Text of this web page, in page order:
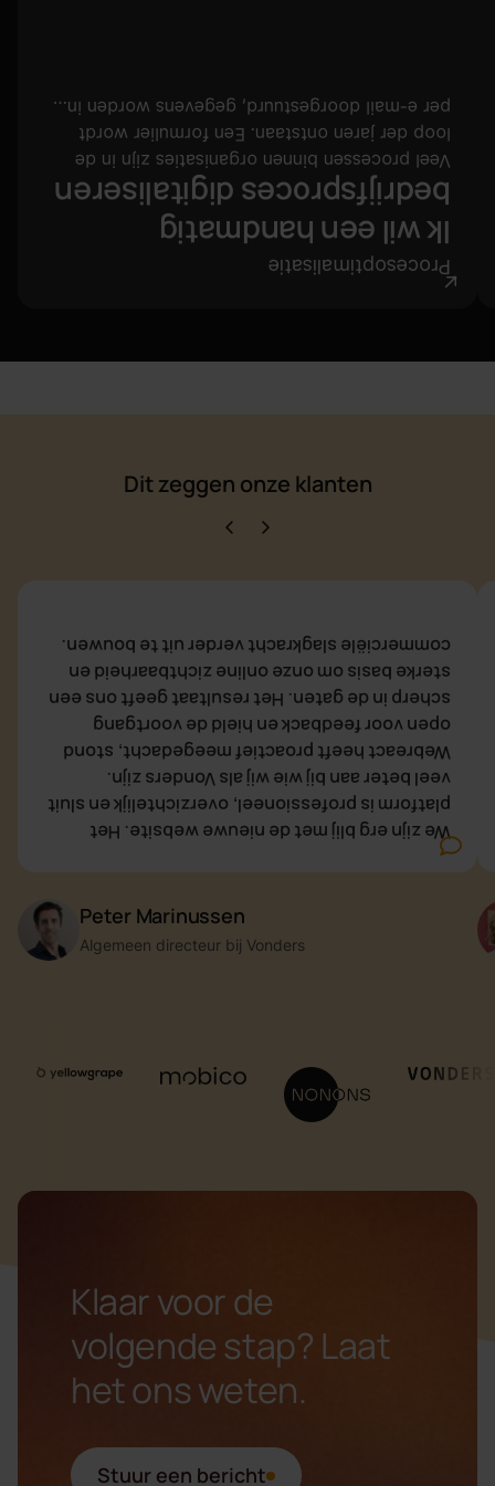
Procesoptimalisatie
Ik wil een handmatig
bedrijfsproces digitaliseren
Veel processen binnen organisaties zijn in de
loop der jaren ontstaan. Een formulier wordt
per e-mail doorgestuurd, gegevens worden in
Dit zeggen onze klanten
VorigeVolgende
We zijn erg blij met de nieuwe website. Het
platform is professioneel, overzichtelijk en sluit
veel beter aan bij wie wij als Vonders zijn.
Webreact heeft proactief meegedacht, stond
open voor feedback en hield de voortgang
scherp in de gaten. Het resultaat geeft ons een
sterke basis om onze online zichtbaarheid en
commerciële slagkracht verder uit te bouwen.
Peter Marinussen
Algemeen directeur bij Vonders
Bezoek de website van Yellowgrape
Bezoek de website van Mobico
Bezoek de website van
Bezoek de
Klaar voor de
volgende stap? Laat
het ons weten.
Stuur een bericht